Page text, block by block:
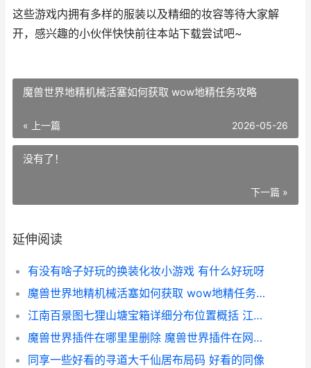
这些游戏内拥有多样的服装以及精细的妆容等待大家解
开，感兴趣的小伙伴快快前往本站下载尝试吧~
魔兽世界地精机械活塞如何获取 wow地精任务攻略
« 上一篇 2026-05-26
没有了！
下一篇 »
延伸阅读
有没有啥子好玩的换装化妆小游戏 有什么好玩呀
魔兽世界地精机械活塞如何获取 wow地精任务攻略
江南百景图七狸山塘宝箱详细分布位置概括 江南百景图七狸山塘宝箱钥匙位置
魔兽世界插件在哪里里删除 魔兽世界插件在网吧怎么设置
同享一些好看的寻道大千仙居布局码 好看的同像